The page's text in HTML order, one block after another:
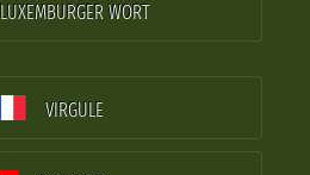
LUXEMBURGER WORT
VIRGULE